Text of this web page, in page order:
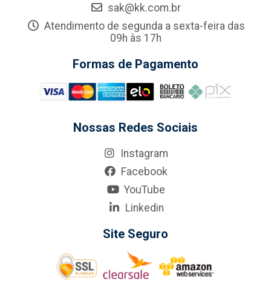
sak@kk.com.br
Atendimento de segunda a sexta-feira das
09h às 17h
Formas de Pagamento
Nossas Redes Sociais
Instagram
Facebook
YouTube
Linkedin
Site Seguro